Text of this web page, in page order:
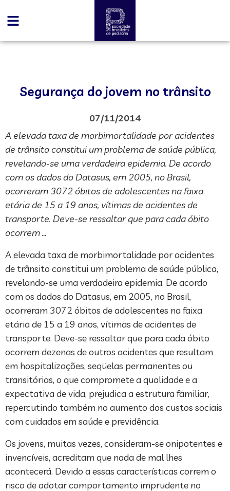
Segurança do jovem no trânsito
07/11/2014
A elevada taxa de morbimortalidade por acidentes
de trânsito constitui um problema de saúde pública,
revelando-se uma verdadeira epidemia. De acordo
com os dados do Datasus, em 2005, no Brasil,
ocorreram 3072 óbitos de adolescentes na faixa
etária de 15 a 19 anos, vítimas de acidentes de
transporte. Deve-se ressaltar que para cada óbito
ocorrem …
A elevada taxa de morbimortalidade por acidentes
de trânsito constitui um problema de saúde pública,
revelando-se uma verdadeira epidemia. De acordo
com os dados do Datasus, em 2005, no Brasil,
ocorreram 3072 óbitos de adolescentes na faixa
etária de 15 a 19 anos, vítimas de acidentes de
transporte. Deve-se ressaltar que para cada óbito
ocorrem dezenas de outros acidentes que resultam
em hospitalizações, seqüelas permanentes ou
transitórias, o que compromete a qualidade e a
expectativa de vida, prejudica a estrutura familiar,
repercutindo também no aumento dos custos sociais
com cuidados em saúde e previdência.
Os jovens, muitas vezes, consideram-se onipotentes e
invencíveis, acreditam que nada de mal lhes
acontecerá. Devido a essas características correm o
risco de adotar comportamento imprudente no